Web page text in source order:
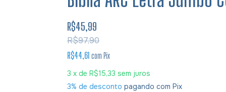
R$45,99
R$97,90
R$44,61 com Pix
3 x de R$15,33 sem juros
3% de desconto pagando com Pix